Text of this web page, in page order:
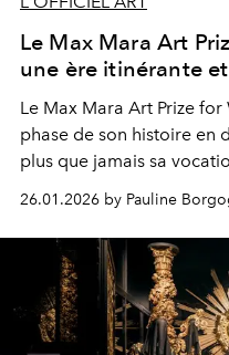
Le Max Mara Art
une ère itinérante
Le Max Mara Art Prize
phase de son histoire en
plus que jamais sa
engagement en faveur
26.01.2026 by Pauline